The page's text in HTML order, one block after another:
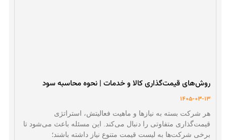
روش‌های قیمت‌گذاری کالا و خدمات | نحوه محاسبه سود
1405-03-13
هر شرکت بسته به نیازها و ماهیت فعالیتش، استراتژی
قیمت‌گذاری متفاوتی را دنبال می‌کند. این مسئله باعث می‌شود تا
برخی شرکت‌ها به لیست قیمت متنوع نیاز داشته باشند؛